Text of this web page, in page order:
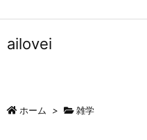
ailovei
ホーム > 雑学